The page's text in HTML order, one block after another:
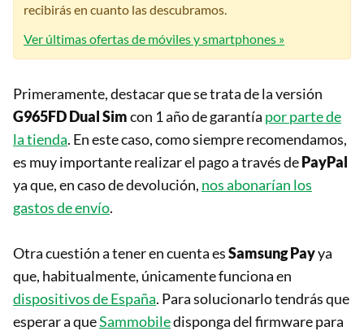
recibirás en cuanto las descubramos.
Ver últimas ofertas de móviles y smartphones »
Primeramente, destacar que se trata de la versión
G965FD Dual Simcon 1 año de garantía por parte de
la tienda. En este caso, como siempre recomendamos,
es muy importante realizar el pago a través dePayPal
ya que, en caso de devolución, nos abonarían los
gastos de envío.
Otra cuestión a tener en cuenta esSamsung Payya
que, habitualmente, únicamente funciona en
dispositivos de España. Para solucionarlo tendrás que
esperar a queSammobiledisponga del firmware para